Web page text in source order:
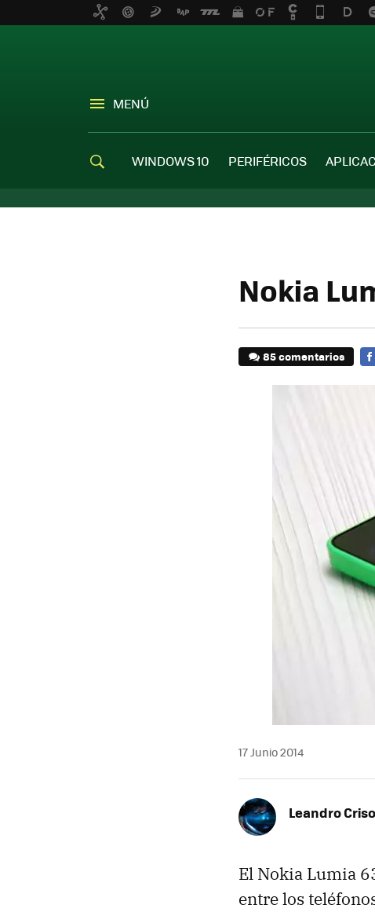
MENÚ
WINDOWS 10 PERIFÉRICOS
Nokia
85 comentarios
17 Junio 2014
Leandro
El Nokia Lumia
entre los